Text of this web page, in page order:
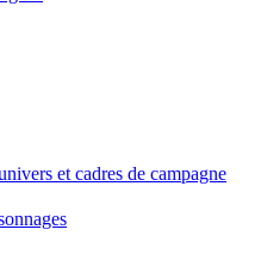
et cadres de campagne